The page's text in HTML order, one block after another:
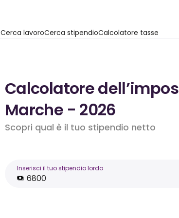
Cerca lavoroCerca stipendioCalcolatore tasse
Calcolatore
Marche - 2026
Scopri qual è il tuo stipendio netto
Inserisci il tuo stipendio lordo